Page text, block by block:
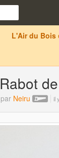
L'Air du Bois
Rabot
par Neiru il